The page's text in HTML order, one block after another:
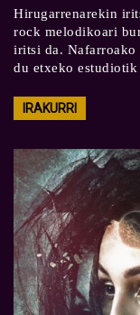
Hirugarrenarekin
rock melodikoari
iritsi da. Nafarroako
du etxeko estudiotik
IRAKURRI